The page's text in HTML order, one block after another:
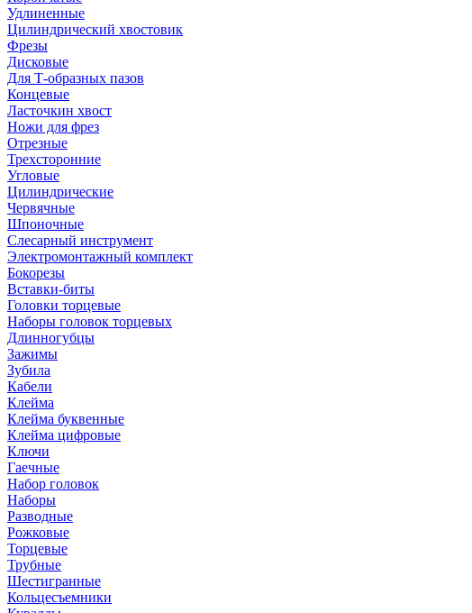
Удлиненные
Цилиндрический хвостовик
Фрезы
Дисковые
Для Т-образных пазов
Концевые
Ласточкин хвост
Ножи для фрез
Отрезные
Трехсторонние
Угловые
Цилиндрические
Червячные
Шпоночные
Слесарный инструмент
Электромонтажный комплект
Бокорезы
Вставки-биты
Головки торцевые
Наборы головок торцевых
Длинногубцы
Зажимы
Зубила
Кабели
Клейма
Клейма буквенные
Клейма цифровые
Ключи
Гаечные
Набор головок
Наборы
Разводные
Рожковые
Торцевые
Трубные
Шестигранные
Кольцесъемники